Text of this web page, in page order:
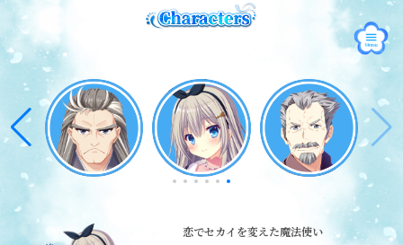
恋でセカイを変えた魔法使い